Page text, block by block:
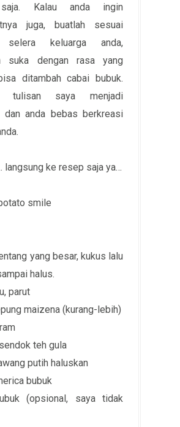
Kalau anda ingin
juga, buatlah sesuai
selera keluarga anda,
suka dengan rasa yang
ditambah cabai bubuk.
tulisan saya menjadi
dan anda bebas berkreasi
langsung ke resep saja ya…
smile
yang besar, kukus lalu
halus.
parut
maizena (kurang-lebih)
teh gula
putih haluskan
bubuk
(opsional, saya tidak